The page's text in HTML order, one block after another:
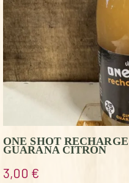
ONE SHOT
GUARANA CITRON
3,00 €